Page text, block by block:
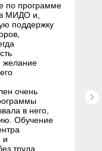
по программе
в МИДО и,
поддержку
желание
очень
в него,
Обучение
и
труда